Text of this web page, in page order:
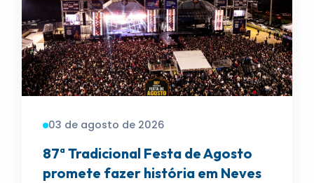
03 de agosto de 2026
87ª Tradicional Festa de Agosto
promete fazer história em Neves